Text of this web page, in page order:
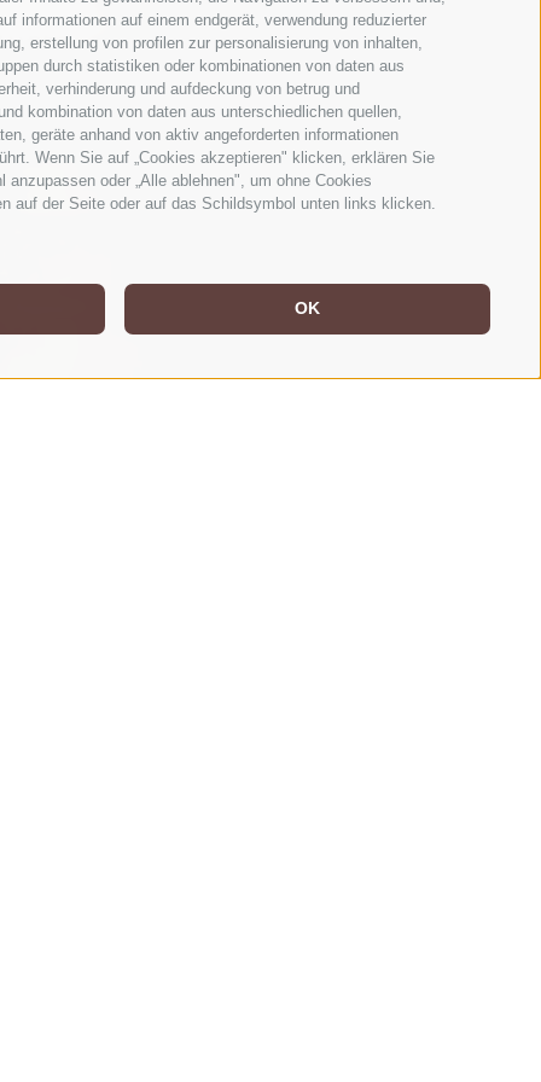
informationen auf einem endgerät, verwendung reduzierter
erstellung von profilen zur personalisierung von inhalten,
durch statistiken oder kombinationen von daten aus
verhinderung und aufdeckung von betrug und
kombination von daten aus unterschiedlichen quellen,
geräte anhand von aktiv angeforderten informationen
Wenn Sie auf „Cookies akzeptieren" klicken, erklären Sie
oder „Alle ablehnen", um ohne Cookies
auf der Seite oder auf das Schildsymbol unten links klicken.
OK